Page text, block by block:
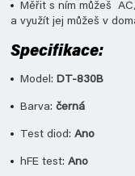
Měřit s ním můžeš
a využít jej můžeš v
Specifikace:
Model: DT-830B
Barva: černá
Test diod: Ano
hFE test: Ano